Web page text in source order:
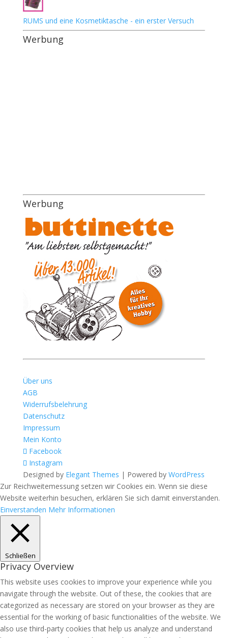
RUMS und eine Kosmetiktasche - ein erster Versuch
Werbung
Werbung
Über uns
AGB
Widerrufsbelehrung
Datenschutz
Impressum
Mein Konto
Facebook
Instagram
Designed by Elegant Themes | Powered by WordPress
Zur Reichweitemessung setzen wir Cookies ein. Wenn sie diese
Website weiterhin besuchen, erklären Sie sich damit einverstanden.
Einverstanden Mehr Informationen
Schließen
Privacy Overview
This website uses cookies to improve your experience while you
navigate through the website. Out of these, the cookies that are
categorized as necessary are stored on your browser as they are
essential for the working of basic functionalities of the website. We
also use third-party cookies that help us analyze and understand